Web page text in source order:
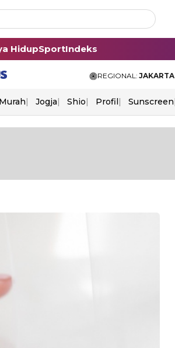
HidupSportIndeks
REGIONAL: JAKARTA
Jogja Shio Profil Sunscreen